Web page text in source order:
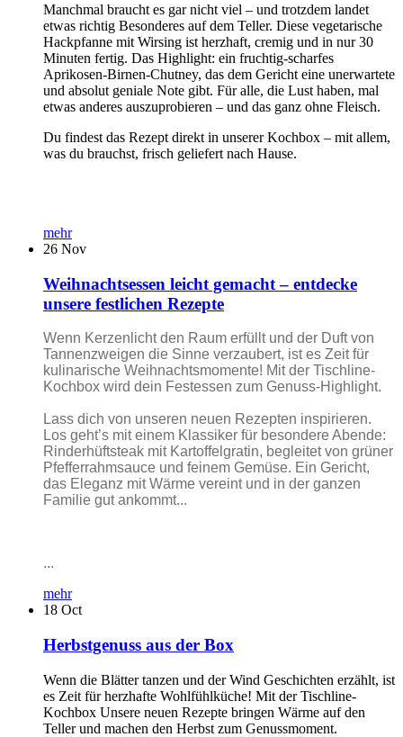
Manchmal braucht es gar nicht viel – und trotzdem landet
etwas richtig Besonderes auf dem Teller. Diese vegetarische
Hackpfanne mit Wirsing ist herzhaft, cremig und in nur 30
Minuten fertig. Das Highlight: ein fruchtig-scharfes
Aprikosen-Birnen-Chutney, das dem Gericht eine unerwartete
und absolut geniale Note gibt. Für alle, die Lust haben, mal
etwas anderes auszuprobieren – und das ganz ohne Fleisch.
Du findest das Rezept direkt in unserer Kochbox – mit allem,
was du brauchst, frisch geliefert nach Hause.
mehr
26 Nov
Weihnachtsessen leicht gemacht – entdecke
unsere festlichen Rezepte
Wenn Kerzenlicht den Raum erfüllt und der Duft von
Tannenzweigen die Sinne verzaubert, ist es Zeit für
kulinarische Weihnachtsmomente! Mit der Tischline-
Kochbox wird dein Festessen zum Genuss-Highlight.
Lass dich von unseren neuen Rezepten inspirieren.
Los geht’s mit einem Klassiker für besondere Abende:
Rinderhüftsteak mit Kartoffelgratin, begleitet von grüner
Pfefferrahmsauce und feinem Gemüse. Ein Gericht,
das Eleganz mit Wärme vereint und in der ganzen
Familie gut ankommt...
...
mehr
18 Oct
Herbstgenuss aus der Box
Wenn die Blätter tanzen und der Wind Geschichten erzählt, ist
es Zeit für herzhafte Wohlfühlküche! Mit der Tischline-
Kochbox Unsere neuen Rezepte bringen Wärme auf den
Teller und machen den Herbst zum Genussmoment.